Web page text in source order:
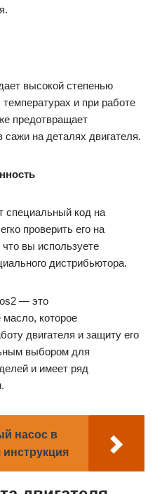
высокой степенью
и при работе
предотвращает
сажи на деталях двигателя.
специальный код на
проверить его на
что вы используете
дистрибьютора.
— это
масло, которое
двигателя и защиту его
выбором для
и имеет ряд
насос в